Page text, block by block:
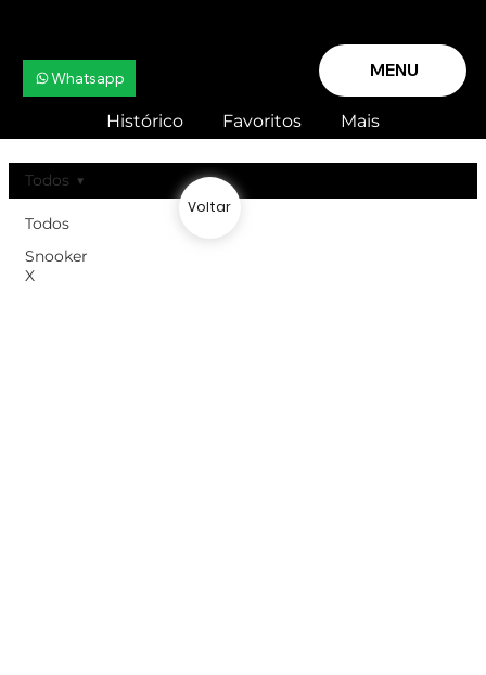
MENU
Whatsapp
Histórico Favoritos Mais
Todos
Snooker
X
Todos
Voltar